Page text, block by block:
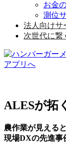
お金
測位
法人向けサ
次世代に繋
アプリへ
ALESが拓
農作業が見える
現場DXの先進事